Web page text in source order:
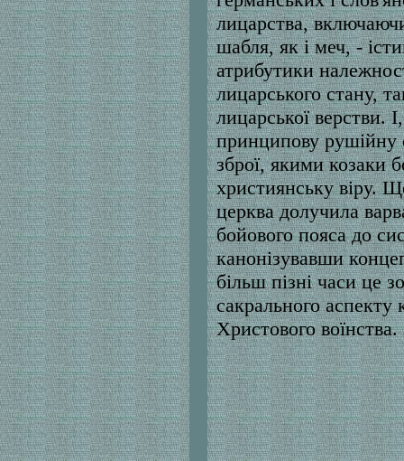
лицарства,
шабля, як і меч, -
атрибутики
лицарського стану,
лицарської верстви.
принципову рушійну
зброї, якими козаки
християнську віру.
церква долучила
бойового пояса до
канонізувавши
більш пізні часи це
сакрального аспекту
Христового воїнства.